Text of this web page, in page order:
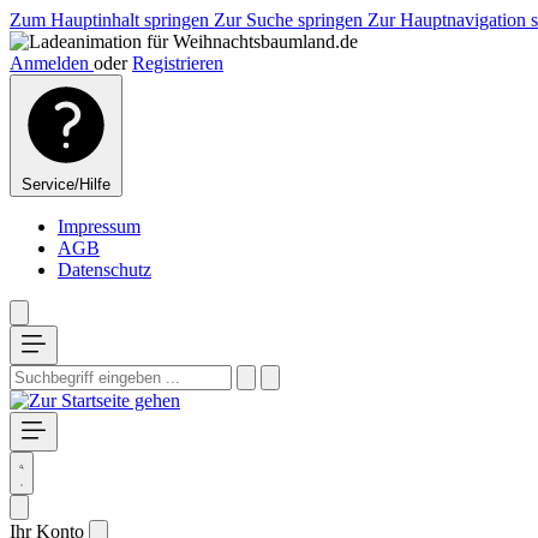
Zum Hauptinhalt springen Zur Suche springen Zur Hauptnavigation
Anmelden oder Registrieren
Service/Hilfe
Impressum
AGB
Datenschutz
Ihr Konto